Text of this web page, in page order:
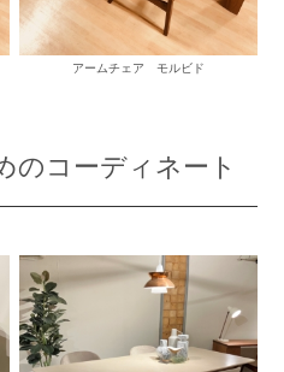
アームチェア モルビド
のコーディネート